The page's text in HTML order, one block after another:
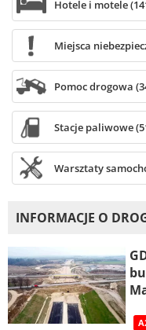
Hotele i motele
Miejsca
Pomoc drogowa
Stacje paliwowe
Warsztaty
INFORMACJE O